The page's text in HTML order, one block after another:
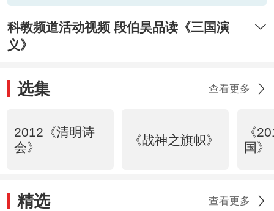
科教频道活动视频 段伯昊品读《三国演
义》
选集 查看更多
2012《清明诗
会》
《战神之旗帜》
《
国
精选 查看更多